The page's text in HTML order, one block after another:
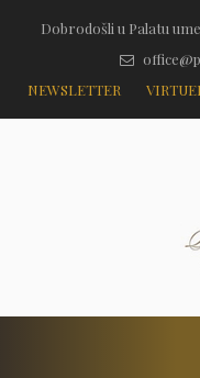
Dobrodošli u Palatu
NEWSLETTER